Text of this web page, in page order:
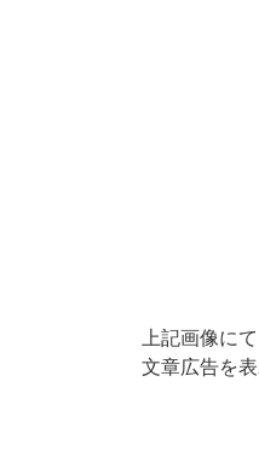
上記画像に
文章広告を